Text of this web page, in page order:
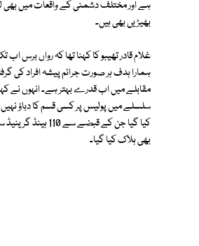
بھیڑیں بھی ہیں۔
ہمارا ہدف ہر صورت جرائم پیشہ افراد
مقابلے میں اب قدرے بہتر ہے۔ انہوں نے
بھی ہلاک کیا گیا۔